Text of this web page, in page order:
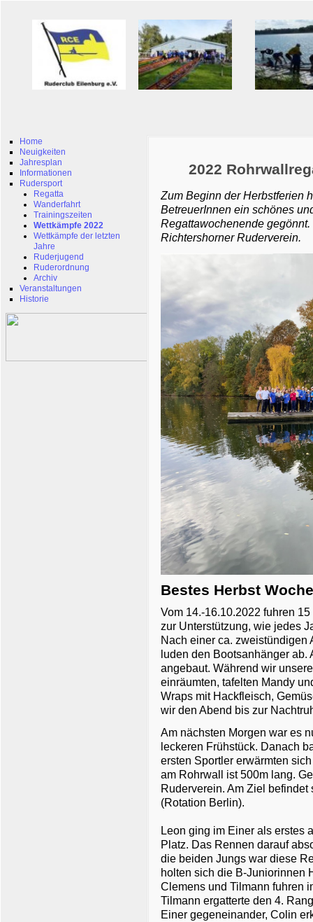
Home
Neuigkeiten
Jahresplan
Informationen
Rudersport
Regatta
Wanderfahrt
Trainingszeiten
Wettkämpfe 2022
Wettkämpfe der letzten
Jahre
Ruderjugend
Ruderordnung
Archiv
Veranstaltungen
Historie
2022
Zum Beginn der Herbstferien
BetreuerInnen ein schönes
Regattawochenende
Richtershorner Ruderverein.
Bestes Herbst
Vom 14.-16.10.2022 fuhren
zur Unterstützung, wie jedes
Nach einer ca. zweistündigen
luden den Bootsanhänger
angebaut. Während wir
einräumten, tafelten Mandy
Wraps mit Hackfleisch,
wir den Abend bis zur
Am nächsten Morgen war es
leckeren Frühstück. Danach
ersten Sportler erwärmten
am Rohrwall ist 500m lang.
Ruderverein. Am Ziel
(Rotation Berlin).
Leon ging im Einer als erstes
Platz. Das Rennen darauf
die beiden Jungs war diese
holten sich die B-Juniorinnen
Clemens und Tilmann fuhren
Tilmann ergatterte den 4.
Einer gegeneinander, Colin